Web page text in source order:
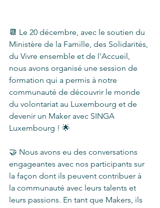
📆 Le 20 décembre, avec le soutien du
Ministère de la Famille, des Solidarités,
du Vivre ensemble et de l'Accueil,
nous avons organisé une session de
formation qui a permis à notre
communauté de découvrir le monde
du volontariat au Luxembourg et de
devenir un Maker avec SINGA
Luxembourg ! 🌟
🤝 Nous avons eu des conversations
engageantes avec nos participants sur
la façon dont ils peuvent contribuer à
la communauté avec leurs talents et
leurs passions. En tant que Makers, ils